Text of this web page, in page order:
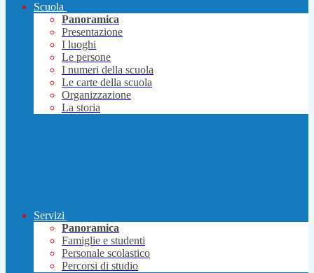
Scuola
Panoramica
Presentazione
I luoghi
Le persone
I numeri della scuola
Le carte della scuola
Organizzazione
La storia
Servizi
Panoramica
Famiglie e studenti
Personale scolastico
Percorsi di studio